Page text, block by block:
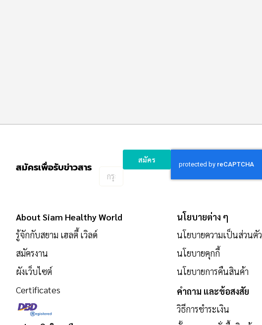
สมัครเพื่อรับข่าวสาร
อีเมล
รับ
สมัคร
About Siam Healthy World
รู้จักกับสยาม เฮลตี้ เวิลด์
สมัครงาน
ผังเว็บไซต์
Certificates
นโยบายต่าง ๆ
นโยบายความเป็นส่วนตัว
นโยบายคุกกี้
นโยบายการคืนสินค้า
คำถาม และข้อสงสัย
วิธีการชำระเงิน